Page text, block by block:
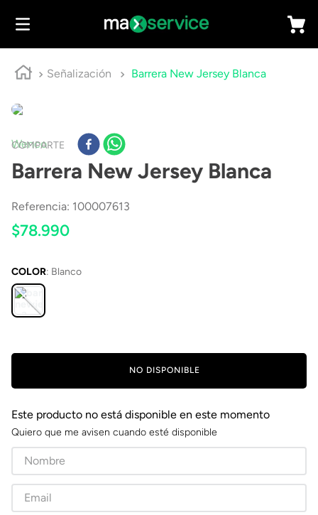
Señalización Barrera New Jersey Blanca
COMPARTE
Wenco
Barrera New Jersey Blanca
Referencia: 100007613
$78.990
COLOR: Blanco
NO DISPONIBLE
Este producto no está disponible en este momento
Quiero que me avisen cuando esté disponible